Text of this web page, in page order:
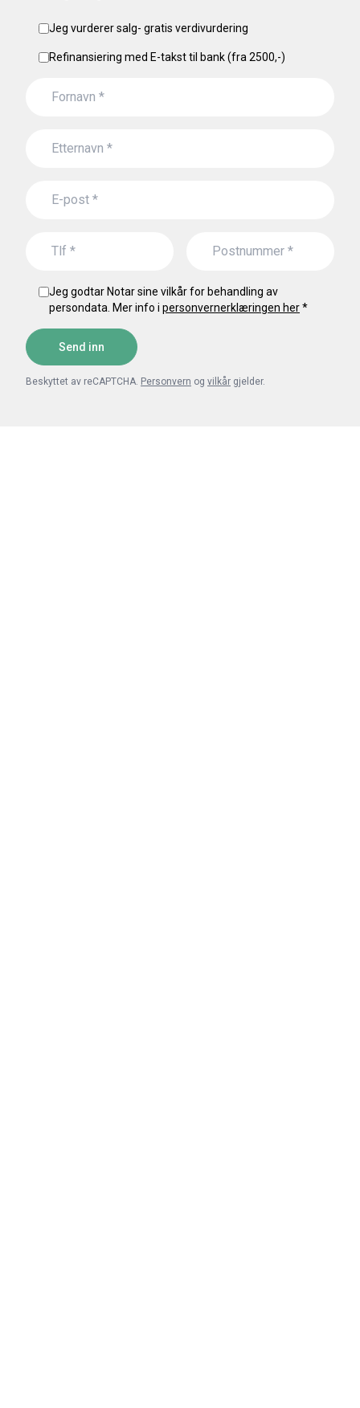
Jeg vurderer salg- gratis verdivurdering
Refinansiering med E-takst til bank (fra 2500,-)
Jeg godtar Notar sine vilkår for behandling av
persondata. Mer info i personvernerklæringen her*
Send inn
Beskyttet av reCAPTCHA. Personvern og vilkår gjelder.